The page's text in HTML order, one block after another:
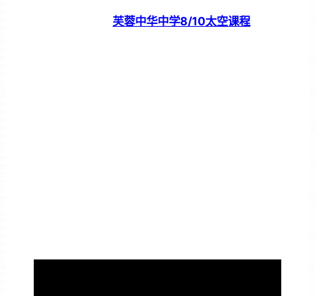
芙蓉中华中学8/10太空课程